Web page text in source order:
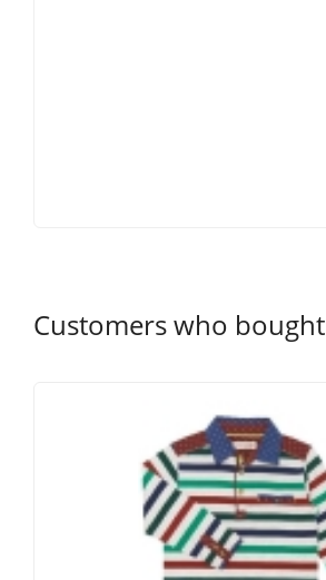
Customers who